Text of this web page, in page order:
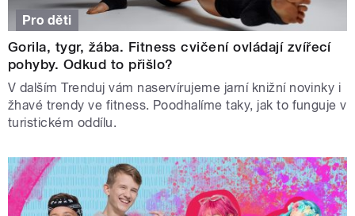
Pro děti
Gorila, tygr, žába. Fitness cvičení ovládají zvířecí
pohyby. Odkud to přišlo?
V dalším Trenduj vám naservírujeme jarní knižní novinky i
žhavé trendy ve fitness. Poodhalíme taky, jak to funguje v
turistickém oddílu.